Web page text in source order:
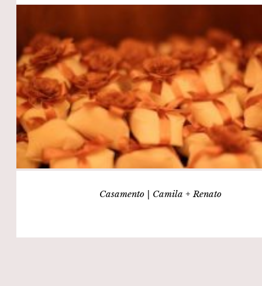
Casamento | Camila + Renato